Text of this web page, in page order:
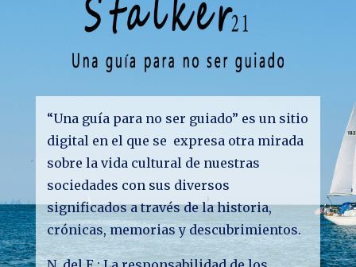
“Una guía para no ser guiado” es un sitio
digital en el que se expresa otra mirada
sobre la vida cultural de nuestras
sociedades con sus diversos
significados a través de la historia,
crónicas, memorias y descubrimientos.